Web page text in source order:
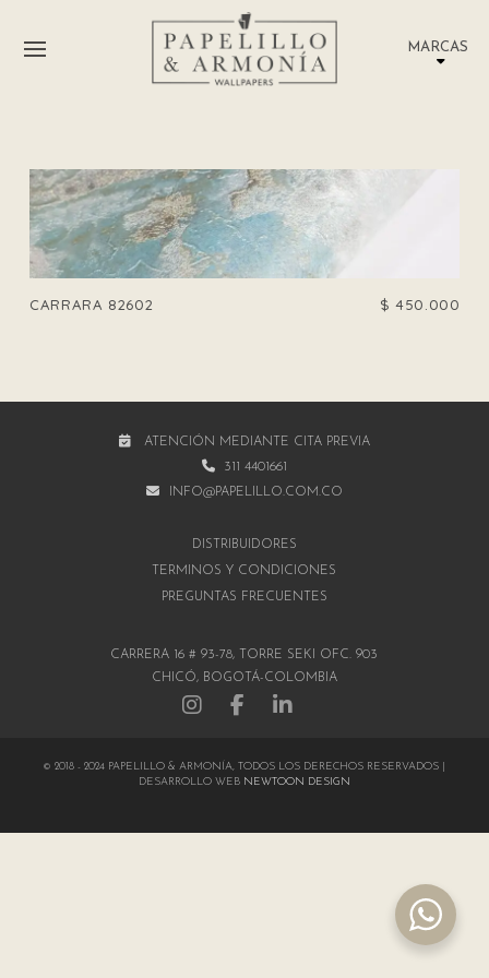
MARCAS
CARRARA 82602 $ 450.000
ATENCIÓN MEDIANTE CITA PREVIA
311 4401661
INFO@PAPELILLO.COM.CO
DISTRIBUIDORES
TÉRMINOS Y CONDICIONES
PREGUNTAS FRECUENTES
CARRERA 16 # 93-78, TORRE SEKI OFC. 903
CHICÓ, BOGOTÁ-COLOMBIA
© 2018 - 2024 PAPELILLO & ARMONÍA, TODOS LOS DERECHOS RESERVADOS |
DESARROLLO WEB NEWTOON DESIGN